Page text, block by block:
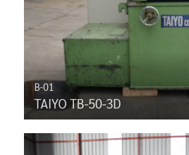
B-01
TAIYO TB-50-3D